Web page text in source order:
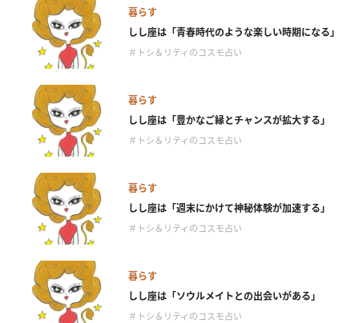
暮らす
しし座は「青春時代のような楽しい時期になる」
＃トシ＆リティのコスモ占い
暮らす
しし座は「豊かなご縁とチャンスが拡大する」
＃トシ＆リティのコスモ占い
暮らす
しし座は「週末にかけて神秘体験が加速する」
＃トシ＆リティのコスモ占い
暮らす
しし座は「ソウルメイトとの出会いがある」
＃トシ＆リティのコスモ占い